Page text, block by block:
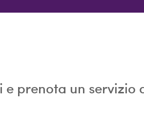
prenota un servizio